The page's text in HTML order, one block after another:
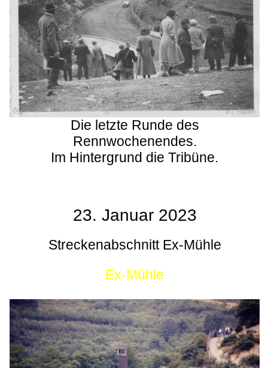
Die letzte Runde des
Rennwochenendes.
Im Hintergrund die Tribüne.
23. Januar 2023
Streckenabschnitt Ex-Mühle
Ex-Mühle